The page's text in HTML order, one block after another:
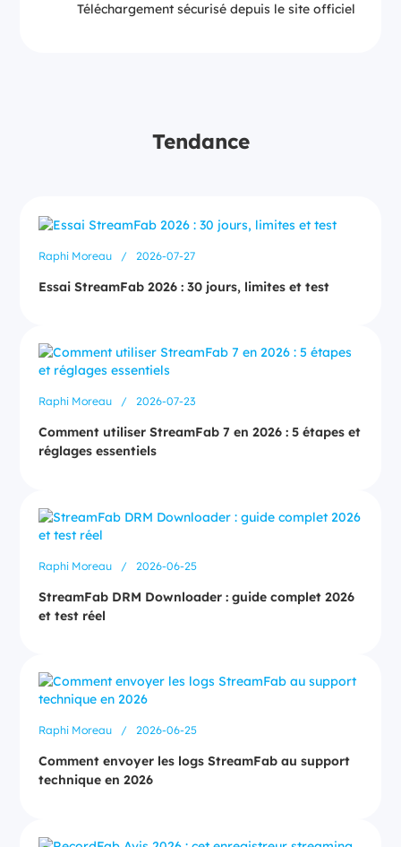
Téléchargement sécurisé depuis le site officiel
Tendance
Raphi Moreau / 2026-07-27
Essai StreamFab 2026 : 30 jours, limites et test
Raphi Moreau / 2026-07-23
Comment utiliser StreamFab 7 en 2026 : 5 étapes et
réglages essentiels
Raphi Moreau / 2026-06-25
StreamFab DRM Downloader : guide complet 2026
et test réel
Raphi Moreau / 2026-06-25
Comment envoyer les logs StreamFab au support
technique en 2026